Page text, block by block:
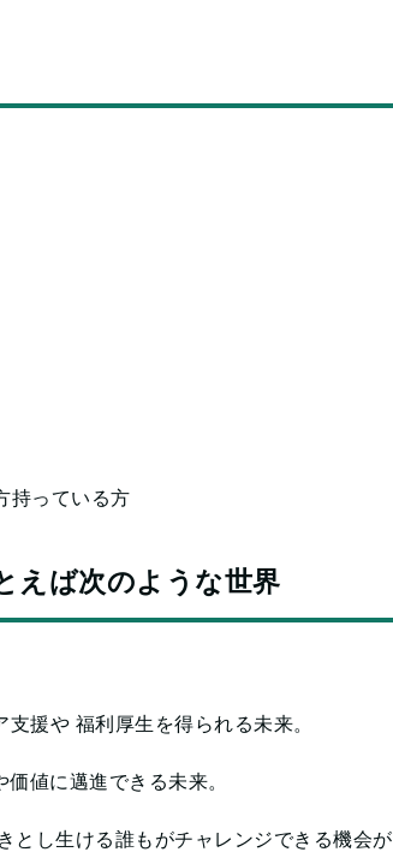
持っている方
えば次のような世界
援や 福利厚生を得られる未来。
値に邁進できる未来。
し生ける誰もがチャレンジできる機会が